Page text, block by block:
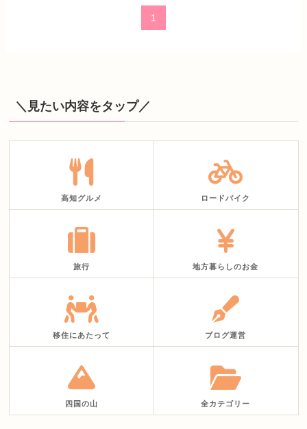
1
＼見たい内容をタップ／
高知グルメ ロードバイク
旅行 地方暮らしのお金
移住にあたって ブログ運営
四国の山 全カテゴリー